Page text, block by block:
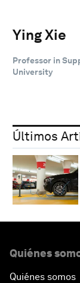
Ying Xie
Professor in
University
Últimos
Quiénes
Quiénes somos